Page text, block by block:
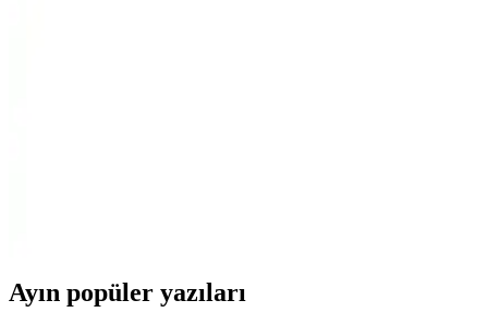
Ayın popüler yazıları